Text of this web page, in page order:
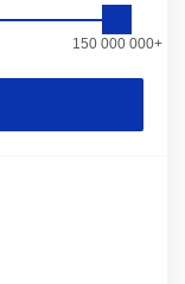
150 000 000+